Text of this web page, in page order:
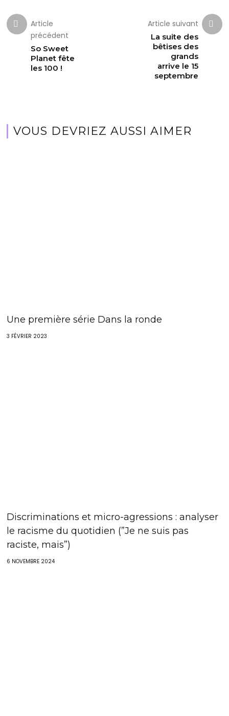
Article
précédent
So Sweet
Planet fête
les 100 !
Article suivant
La suite des
bêtises des
grands
arrive le 15
septembre
VOUS DEVRIEZ AUSSI AIMER
Une première série Dans la ronde
3 FÉVRIER 2023
Discriminations et micro-agressions : analyser
le racisme du quotidien (”Je ne suis pas
raciste, mais”)
6 NOVEMBRE 2024